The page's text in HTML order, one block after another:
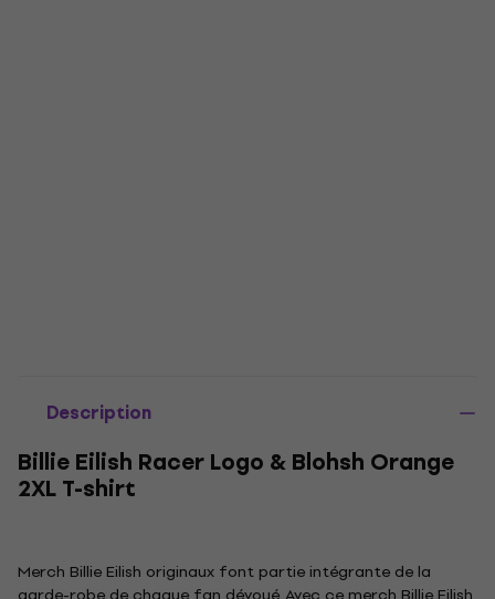
Description
Billie Eilish Racer Logo & Blohsh Orange
2XL T-shirt
Merch Billie Eilish originaux font partie intégrante de la